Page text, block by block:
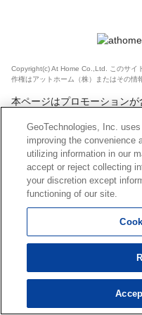
Copyright(c) At Home Co.,Ltd. このサイ
作権はアットホーム（株）またはその情
本ページはプロモーションが
GeoTechnologies, Inc.
improving the convenience
utilizing information in our
accept or reject collecting
your discretion except
functioning of our site.